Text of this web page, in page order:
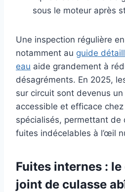
sous le moteur après
Une inspection régulière
notamment au guide
eau aide grandement à
désagréments. En 2025,
sur circuit sont devenus
accessible et efficace
spécialisés, permettant de
fuites indécelables à l’œil
Fuites internes :
joint de culasse